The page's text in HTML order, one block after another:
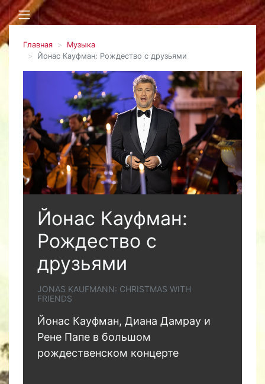
Главная
Музыка
Йонас Кауфман: Рождество с друзьями
Йонас Кауфман:
Рождество с
друзьями
JONAS KAUFMANN: CHRISTMAS WITH
FRIENDS
Йонас Кауфман, Диана Дамрау и
Рене Папе в большом
рождественском концерте